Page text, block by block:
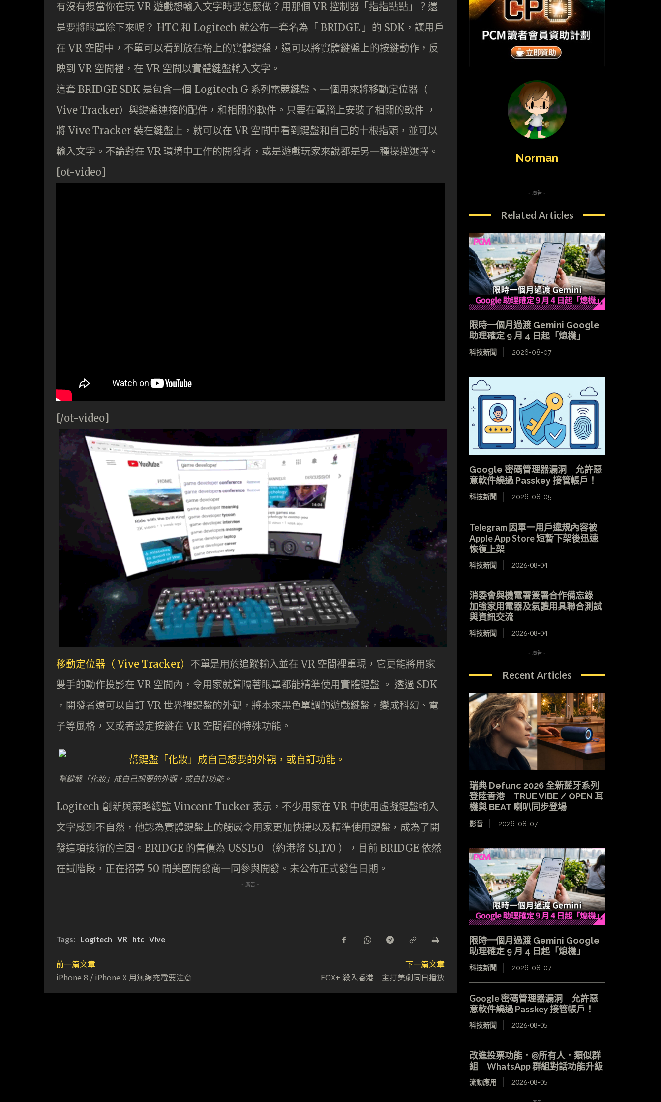
有沒有想當你在玩 VR 遊戲想輸入文字時要怎麼做？用那個 VR 控制器「指指點點」？還
是要將眼罩除下來呢？ HTC 和 Logitech 就公布一套名為「 BRIDGE 」的 SDK，讓用戶
在 VR 空間中，不單可以看到放在枱上的實體鍵盤，還可以將實體鍵盤上的按鍵動作，反
映到 VR 空間裡，在 VR 空間以實體鍵盤輸入文字。
這套 BRIDGE SDK 是包含一個 Logitech G 系列電競鍵盤、一個用來將移動定位器（
Vive Tracker）與鍵盤連接的配件，和相關的軟件。只要在電腦上安裝了相關的軟件 ，
將 Vive Tracker 裝在鍵盤上，就可以在 VR 空間中看到鍵盤和自己的十根指頭，並可以
輸入文字。不論對在 VR 環境中工作的開發者，或是遊戲玩家來說都是另一種操控選擇。
[ot-video]
[/ot-video]
移動定位器（ Vive Tracker） 不單是用於追蹤輸入並在 VR 空間裡重現，它更能將用家
雙手的動作投影在 VR 空間內，令用家就算隔著眼罩都能精準使用實體鍵盤 。 透過 SDK
，開發者還可以自訂 VR 世界裡鍵盤的外觀，將本來黑色單調的遊戲鍵盤，變成科幻、電
子等風格，又或者設定按鍵在 VR 空間裡的特殊功能。
幫鍵盤「化妝」成自己想要的外觀，或自訂功能。
Logitech 創新與策略總監 Vincent Tucker 表示，不少用家在 VR 中使用虛擬鍵盤輸入
文字感到不自然，他認為實體鍵盤上的觸感令用家更加快捷以及精準使用鍵盤，成為了開
發這項技術的主因。BRIDGE 的售價為 US$150 （約港幣 $1,170 ），目前 BRIDGE 依然
在試階段，正在招募 50 間美國開發商一同參與開發。未公布正式發售日期。
- 廣告 -
Tags: Logitech VR htc Vive
前一篇文章
iPhone 8 / iPhone X 用無線充電要注意
下一篇文章
FOX+ 殺入香港 主打美劇同日播放
Norman
- 廣告 -
Related Articles
限時一個月過渡 Gemini Google
助理確定 9 月 4 日起「熄機」
科技新聞 2026-08-07
Google 密碼管理器漏洞 允許惡
意軟件繞過 Passkey 接管帳戶！
科技新聞 2026-08-05
Telegram 因單一用戶違規內容被
Apple App Store 短暫下架後迅速
恢復上架
科技新聞 2026-08-04
消委會與機電署簽署合作備忘錄
加強家用電器及氣體用具聯合測試
與資訊交流
科技新聞 2026-08-04
- 廣告 -
Recent Articles
瑞典 Defunc 2026 全新藍牙系列
登陸香港 TRUE VIBE / OPEN 耳
機與 BEAT 喇叭同步登場
影音 2026-08-07
限時一個月過渡 Gemini Google
助理確定 9 月 4 日起「熄機」
科技新聞 2026-08-07
Google 密碼管理器漏洞 允許惡
意軟件繞過 Passkey 接管帳戶！
科技新聞 2026-08-05
改進投票功能．@所有人．類似群
組 WhatsApp 群組對話功能升級
流動應用 2026-08-05